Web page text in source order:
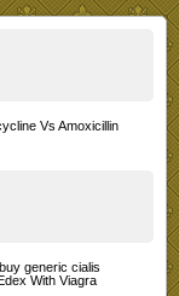
Vs Amoxicillin
generic cialis
With Viagra